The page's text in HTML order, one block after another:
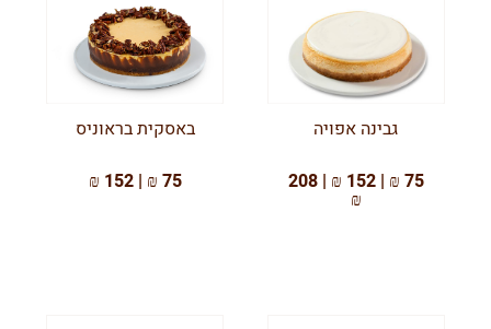
גבינה אפויה
75 ₪ | 152 ₪ | 208
₪
באסקית בראוניס
75 ₪ | 152 ₪